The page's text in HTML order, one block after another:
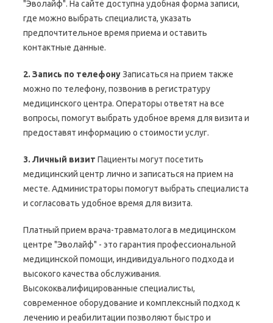
"Эволайф". На сайте доступна удобная форма записи,
где можно выбрать специалиста, указать
предпочтительное время приема и оставить
контактные данные.
2. Запись по телефону Записаться на прием также
можно по телефону, позвонив в регистратуру
медицинского центра. Операторы ответят на все
вопросы, помогут выбрать удобное время для визита и
предоставят информацию о стоимости услуг.
3. Личный визит Пациенты могут посетить
медицинский центр лично и записаться на прием на
месте. Администраторы помогут выбрать специалиста
и согласовать удобное время для визита.
Платный прием врача-травматолога в медицинском
центре "Эволайф" - это гарантия профессиональной
медицинской помощи, индивидуального подхода и
высокого качества обслуживания.
Высококвалифицированные специалисты,
современное оборудование и комплексный подход к
лечению и реабилитации позволяют быстро и